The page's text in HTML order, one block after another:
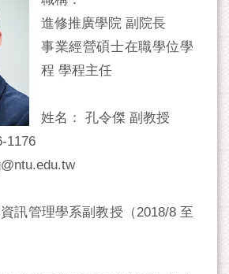
進修推廣學院 副院長
事業經營碩士在職學位學
程 學程主任
姓名： 孔令傑 副教授
1176
訊管理學系副教授（2018/8 至